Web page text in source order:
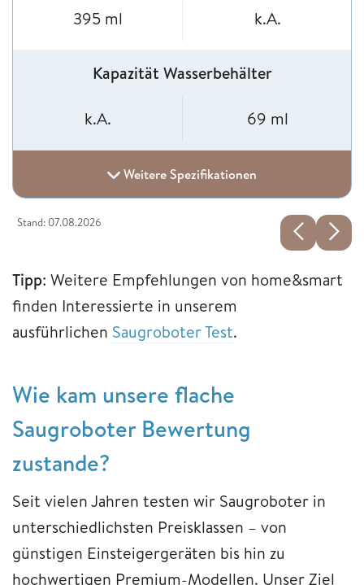
395 ml k.A.
Kapazität Wasserbehälter
k.A. 69 ml
Weitere Spezifikationen
Stand: 07.08.2026
Tipp: Weitere Empfehlungen von home&smart
finden Interessierte in unserem
ausführlichen Saugroboter Test.
Wie kam unsere flache
Saugroboter Bewertung
zustande?
Seit vielen Jahren testen wir Saugroboter in
unterschiedlichsten Preisklassen – von
günstigen Einsteigergeräten bis hin zu
hochwertigen Premium-Modellen. Unser Ziel